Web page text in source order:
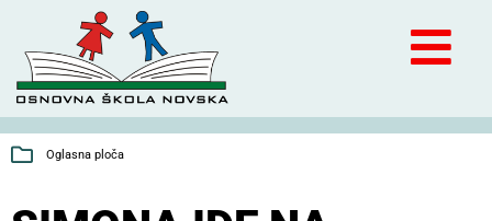
Oglasna ploča